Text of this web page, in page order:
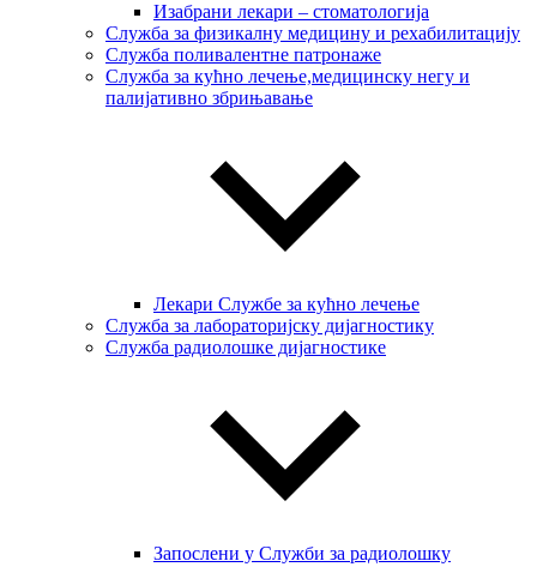
Изабрани лекари – стоматологија
Служба за физикалну медицину и рехабилитацију
Служба поливалентне патронаже
Служба за кућно лечење,медицинску негу и
палијативно збрињавање
Лекари Службе за кућно лечење
Служба за лабораторијску дијагностику
Служба радиолошке дијагностике
Запослени у Служби за радиолошку